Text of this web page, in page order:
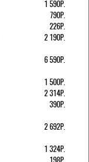
1 590Р.
790Р.
226Р.
2 190Р.
6 590Р.
1 500Р.
2 314Р.
390Р.
2 692Р.
1 324Р.
198Р.